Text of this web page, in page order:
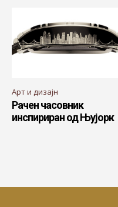
Арт и дизајн
Рачен часовник
инспириран од Њујорк